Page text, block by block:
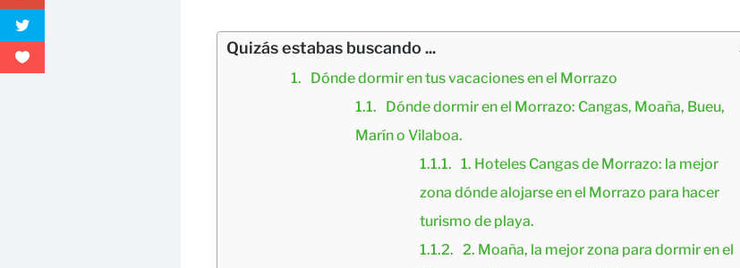
Quizás estabas buscando ...
Dónde dormir en tus vacaciones en el Morrazo
Dónde dormir en el Morrazo: Cangas, Moaña, Bueu,
Marín o Vilaboa.
1. Hoteles Cangas de Morrazo: la mejor
zona dónde alojarse en el Morrazo para hacer
turismo de playa.
2. Moaña, la mejor zona para dormir en el